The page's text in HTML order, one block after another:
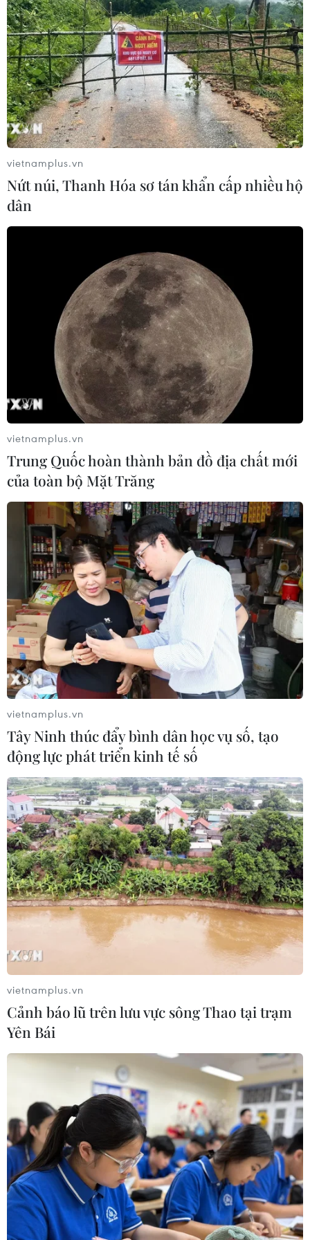
TIN CÙNG CHUYÊN MỤC
Áp thấp nhiệt đới trên vịnh Bắc Bộ sẽ
gây ảnh hưởng thế nào tới Việt Nam?
07/08/2026 14:38
Nứt núi, Thanh Hóa sơ tán khẩn cấp
vietnamplus.vn
Nứt núi, Thanh Hóa sơ tán khẩn cấp nhiều hộ
dân
vietnamplus.vn
Trung Quốc hoàn thành bản đồ địa chất mới
của toàn bộ Mặt Trăng
vietnamplus.vn
Tây Ninh thúc đẩy bình dân học vụ số, tạo
động lực phát triển kinh tế số
vietnamplus.vn
Cảnh báo lũ trên lưu vực sông Thao tại trạm
Yên Bái